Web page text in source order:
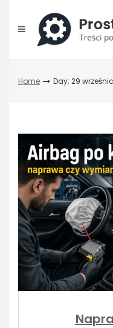
content
Home Day: 29